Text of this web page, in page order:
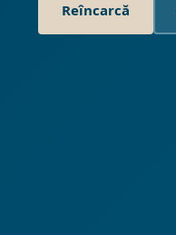
Reîncarcă